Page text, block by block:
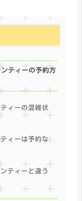
ティーの予約方
ィーの混雑状
ィーは予約な
ティーと違う